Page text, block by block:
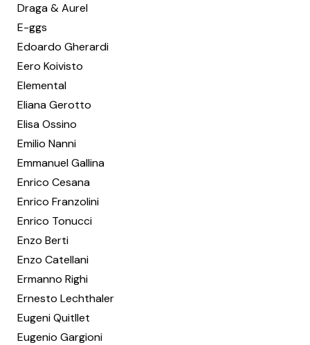
Draga & Aurel
E-ggs
Edoardo Gherardi
Eero Koivisto
Elemental
Eliana Gerotto
Elisa Ossino
Emilio Nanni
Emmanuel Gallina
Enrico Cesana
Enrico Franzolini
Enrico Tonucci
Enzo Berti
Enzo Catellani
Ermanno Righi
Ernesto Lechthaler
Eugeni Quitllet
Eugenio Gargioni